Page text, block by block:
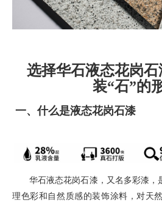
选择华石液态花岗
装“石”的
一、什么是液态花岗石漆
华石液态花岗石漆， 又名多彩漆，
理色彩和自然质感的装饰涂料 ，对天